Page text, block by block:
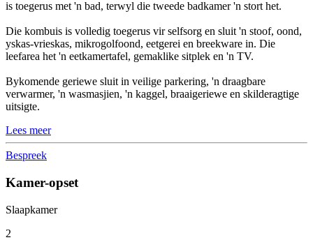
is toegerus met 'n bad, terwyl die tweede badkamer 'n stort het.
Die kombuis is volledig toegerus vir selfsorg en sluit 'n stoof, oond,
yskas-vrieskas, mikrogolfoond, eetgerei en breekware in. Die
leefarea het 'n eetkamertafel, gemaklike sitplek en 'n TV.
Bykomende geriewe sluit in veilige parkering, 'n draagbare
verwarmer, 'n wasmasjien, 'n kaggel, braaigeriewe en skilderagtige
uitsigte.
Lees meer
Bespreek
Kamer-opset
Slaapkamer
2